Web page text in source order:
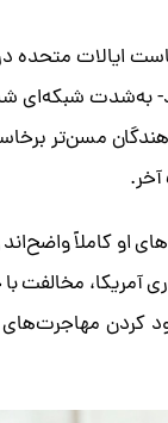
ایالات متحده
به‌شدت شبکه‌ای
مسن‌تر
او کاملاً
مخالفت
همزمان با محدود